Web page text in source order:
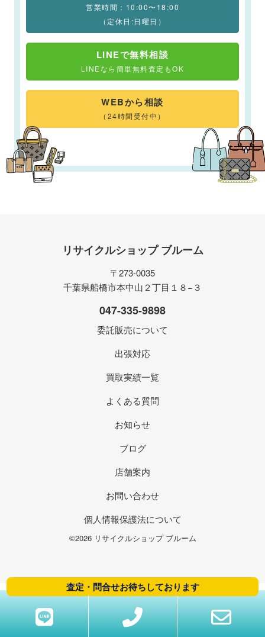
営業時間：10:00〜18:00
（定休日:日曜日）
LINEで無料相談
LINEなら簡単無料査定もOK
WEBから相談
（24時間受付中）
リサイクルショップ ブルーム
〒273-0035
千葉県船橋市本中山２丁目１８−３
047-335-9898
委託販売について
出張対応
買取実績一覧
よくある質問
お知らせ
ブログ
店舗案内
お問い合わせ
個人情報保護法について
©2026 リサイクルショップ ブルーム
査定・問合せお待ちしております